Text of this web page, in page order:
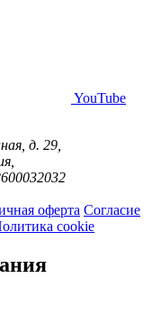
YouTube
д. 29,
оферта Согласие
cookie